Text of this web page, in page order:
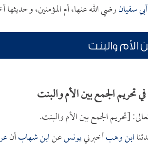
سفيانرضي الله عنها، أم المؤمنين،
الأم والبنت
الجمع بين الأم والبنت
[تحريم الجمع بين الأم والبنت.
ابن وهبأخبرنييونسعنابن شهابأن